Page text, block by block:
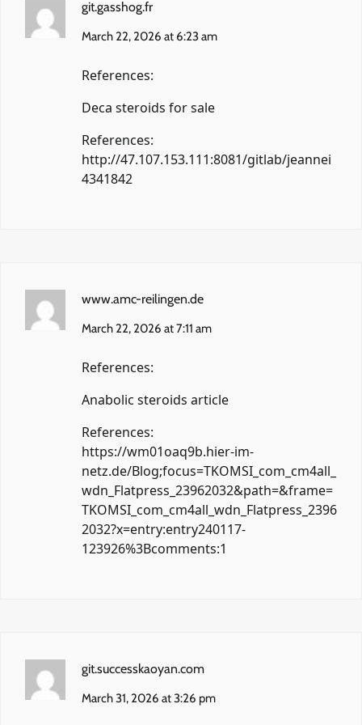
git.gasshog.fr
March 22, 2026 at 6:23 am
References:
Deca steroids for sale
References:
http://47.107.153.111:8081/gitlab/jeannei
4341842
www.amc-reilingen.de
March 22, 2026 at 7:11 am
References:
Anabolic steroids article
References:
https://wm01oaq9b.hier-im-
netz.de/Blog;focus=TKOMSI_com_cm4all_
wdn_Flatpress_23962032&path=&frame=
TKOMSI_com_cm4all_wdn_Flatpress_2396
2032?x=entry:entry240117-
123926%3Bcomments:1
git.successkaoyan.com
March 31, 2026 at 3:26 pm